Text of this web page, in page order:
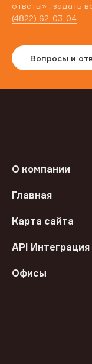
ответы» , задать
(4822) 62-03-04
Вопросы и
О компании
Главная
Карта сайта
API Интеграция
Офисы